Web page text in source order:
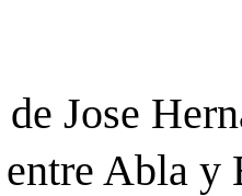
Jose
Abla y